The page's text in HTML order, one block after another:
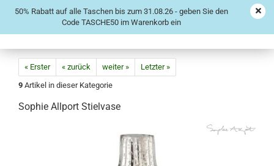
50% Rabatt auf alle Taschen bis zum 31.08.26 - geben Sie den
Code TASCHE50 im Warenkorb ein
« Erster « zurück weiter »
Letzter »
9 Artikel in dieser Kategorie
Sophie Allport Stielvase